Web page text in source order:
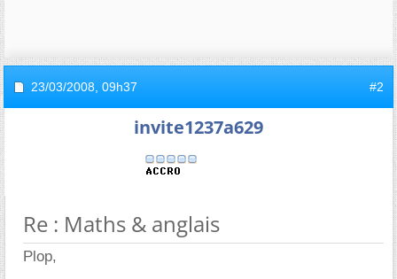
23/03/2008, 09h37 #2
invite1237a629
Re : Maths & anglais
Plop,